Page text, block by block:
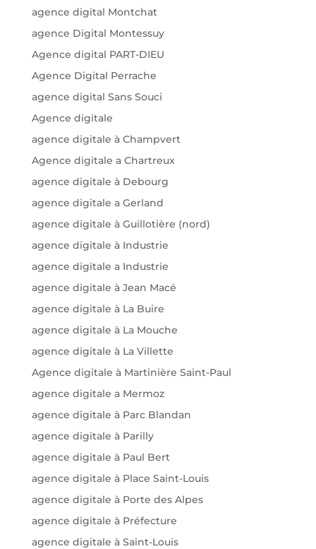
agence digital Montchat
agence Digital Montessuy
Agence digital PART-DIEU
Agence Digital Perrache
agence digital Sans Souci
Agence digitale
agence digitale à Champvert
Agence digitale a Chartreux
agence digitale à Debourg
agence digitale a Gerland
agence digitale à Guillotière (nord)
agence digitale à Industrie
agence digitale a Industrie
agence digitale à Jean Macé
agence digitale à La Buire
agence digitale à La Mouche
agence digitale à La Villette
Agence digitale à Martinière Saint-Paul
agence digitale a Mermoz
agence digitale à Parc Blandan
agence digitale à Parilly
agence digitale à Paul Bert
agence digitale à Place Saint-Louis
agence digitale à Porte des Alpes
agence digitale à Préfecture
agence digitale à Saint-Louis